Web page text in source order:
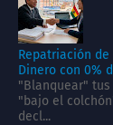
Repatriación
Dinero con 0%
"Blanquear" tus
"bajo el
decl...